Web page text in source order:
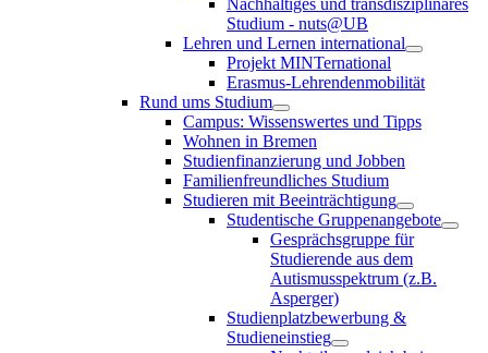
Studium - nuts@UB
Lehren und Lernen international
Projekt MINTernational
Erasmus-Lehrendenmobilität
Rund ums Studium
Campus: Wissenswertes und Tipps
Wohnen in Bremen
Studienfinanzierung und Jobben
Familienfreundliches Studium
Studieren mit Beeinträchtigung
Studentische Gruppenangebote
Gesprächsgruppe für
Studierende aus dem
Autismusspektrum (z.B.
Asperger)
Studienplatzbewerbung &
Studieneinstieg